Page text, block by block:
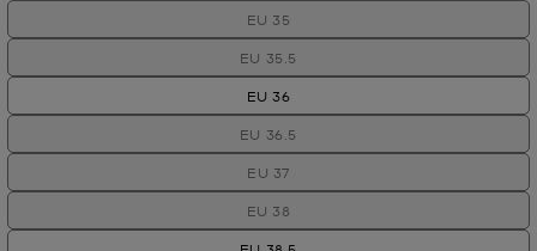
EU 35
EU 35.5
EU 36
EU 36.5
EU 37
EU 38